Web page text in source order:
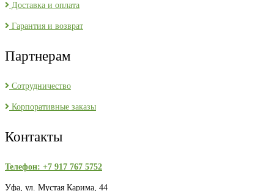
Доставка и оплата
Гарантия и возврат
Партнерам
Сотрудничество
Корпоративные заказы
Контакты
Телефон: +7 917 767 5752
Уфа, ул. Мустая Карима, 44